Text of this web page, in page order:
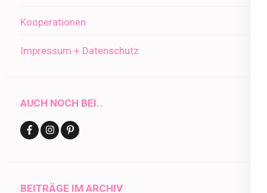
Kooperationen
Impressum + Datenschutz
AUCH NOCH BEI..
BEITRÄGE IM ARCHIV